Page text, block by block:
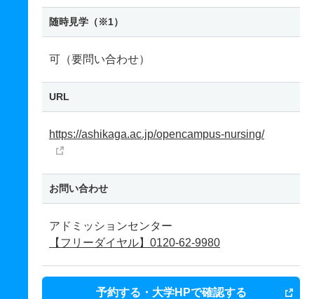
随時見学（※1）
可（要問い合わせ）
URL
https://ashikaga.ac.jp/opencampus-nursing/
お問い合わせ
アドミッションセンター
【フリーダイヤル】0120-62-9980
予約する・大学HPで確認する